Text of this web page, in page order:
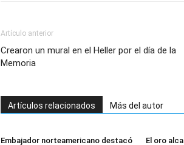
Artículo anterior
Crearon un mural en el Heller por el día de la
Memoria
Artículos relacionados Más del autor
Embajador norteamericano destacó
El oro